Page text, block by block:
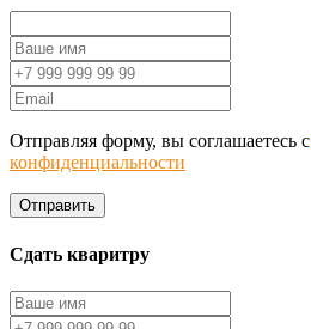
Отправляя форму, вы соглашаетесь с
конфиденциальности
Отправить
Сдать кваритру